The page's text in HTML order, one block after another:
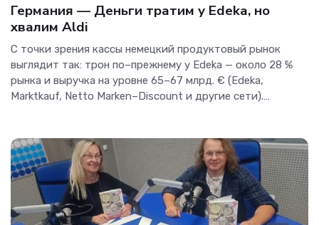
Германия — Деньги тратим у Edeka, но
хвалим Aldi
С точки зрения кассы немецкий продуктовый рынок
выглядит так: трон по–прежнему у Edeka — около 28 %
рынка и выручка на уровне 65–67 млрд. € (Edeka,
Marktkauf, Netto Marken–Discount и другие сети).